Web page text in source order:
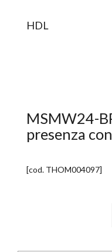
HDL
MSMW24-
presenza
[cod. THOM004097]